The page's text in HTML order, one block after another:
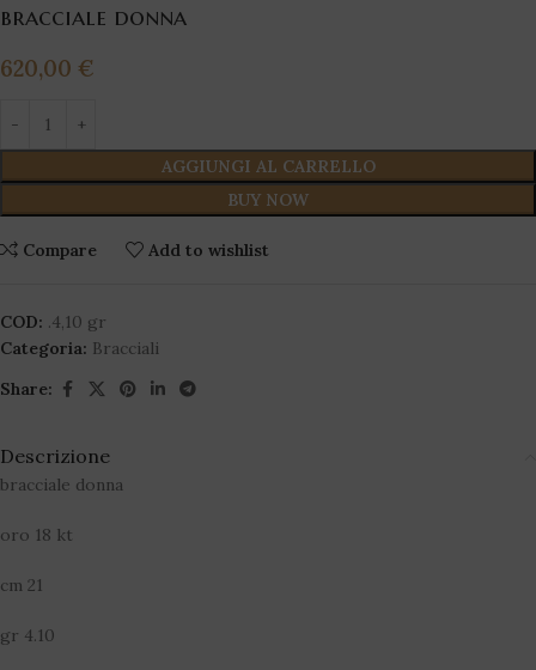
bracciale donna
620,00 €
AGGIUNGI AL CARRELLO
BUY NOW
Compare Add to wishlist
COD: .4,10 gr
Categoria: Bracciali
Share:
Descrizione
bracciale donna
oro 18 kt
cm 21
gr 4.10